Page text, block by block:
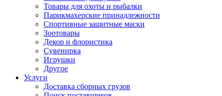
Товары для охоты и рыбалки
Парикмахерские принадлежности
Спортивные защитные маски
Зоотовары
Декор и флористика
Сувенирка
Игрушки
Другое
Услуги
Доставка сборных грузов